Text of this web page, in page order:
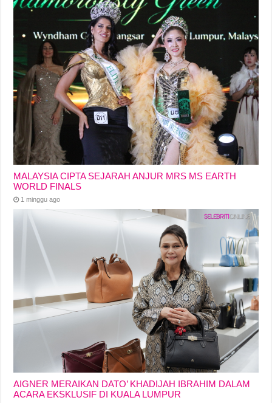
MALAYSIA CIPTA SEJARAH ANJUR MRS MS EARTH
WORLD FINALS
1 minggu ago
AIGNER MERAIKAN DATO’ KHADIJAH IBRAHIM DALAM
ACARA EKSKLUSIF DI KUALA LUMPUR